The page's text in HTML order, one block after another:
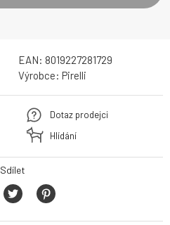
EAN: 8019227281729
Výrobce: Pirelli
Dotaz prodejci
Hlídání
Sdílet